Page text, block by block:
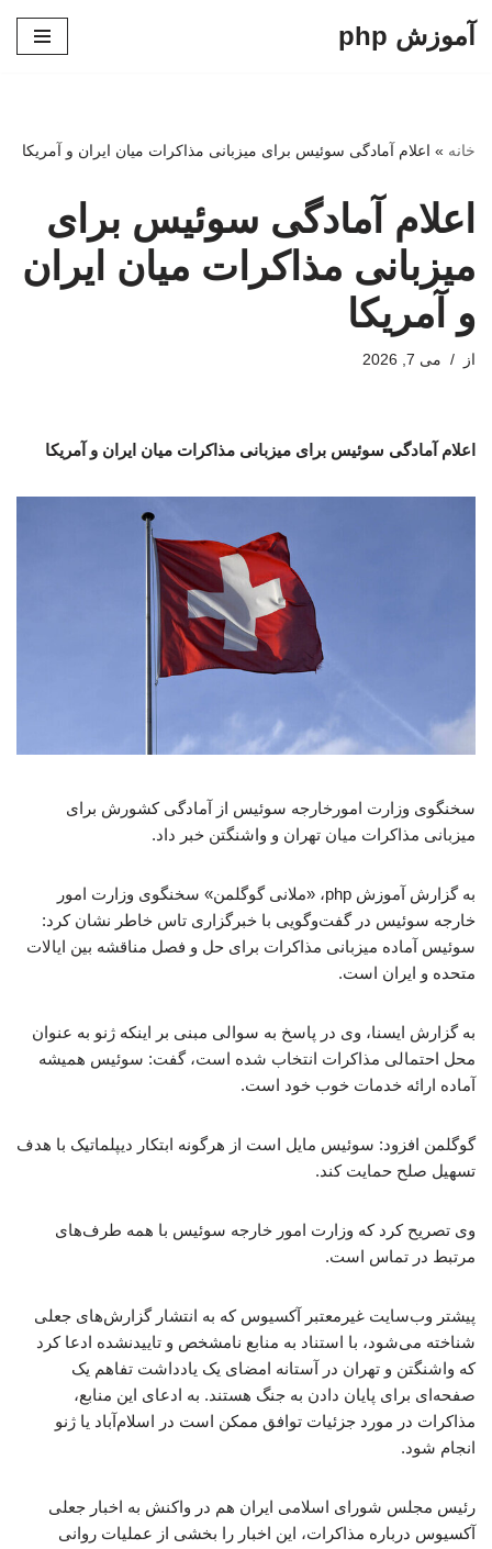
آموزش php
خانه » اعلام آمادگی سوئیس برای میزبانی مذاکرات میان ایران و آمریکا
اعلام آمادگی سوئیس برای
میزبانی مذاکرات میان ایران
و آمریکا
از می 7, 2026
اعلام آمادگی سوئیس برای میزبانی مذاکرات میان ایران و آمریکا
سخنگوی وزارت امورخارجه سوئیس از آمادگی کشورش برای
میزبانی مذاکرات میان تهران و واشنگتن خبر داد.
به گزارش آموزش php، «ملانی گوگلمن» سخنگوی وزارت امور
خارجه سوئیس در گفت‌وگویی با خبرگزاری تاس خاطر نشان کرد:
سوئیس آماده میزبانی مذاکرات برای حل و فصل مناقشه بین ایالات
متحده و ایران است.
به گزارش ایسنا، وی در پاسخ به سوالی مبنی بر اینکه ژنو به عنوان
محل احتمالی مذاکرات انتخاب شده است، گفت: سوئیس همیشه
آماده ارائه خدمات خوب خود است.
گوگلمن افزود: سوئیس مایل است از هرگونه ابتکار دیپلماتیک با هدف
تسهیل صلح حمایت کند.
وی تصریح کرد که وزارت امور خارجه سوئیس با همه طرف‌های
مرتبط در تماس است.
پیشتر وب‌سایت غیرمعتبر آکسیوس که به انتشار گزارش‌های جعلی
شناخته می‌شود، با استناد به منابع نامشخص و تاییدنشده ادعا کرد
که واشنگتن و تهران در آستانه امضای یک یادداشت تفاهم یک
صفحه‌ای برای پایان دادن به جنگ هستند. به ادعای این منابع،
مذاکرات در مورد جزئیات توافق ممکن است در اسلام‌آباد یا ژنو
انجام شود.
رئیس مجلس شورای اسلامی ایران هم در واکنش به اخبار جعلی
آکسیوس درباره مذاکرات، این اخبار را بخشی از عملیات روانی